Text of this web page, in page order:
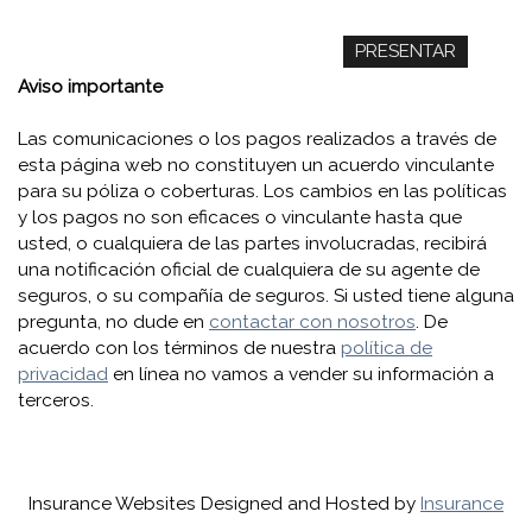
Aviso importante
Las comunicaciones o los pagos realizados a través de
esta página web no constituyen un acuerdo vinculante
para su póliza o coberturas. Los cambios en las políticas
y los pagos no son eficaces o vinculante hasta que
usted, o cualquiera de las partes involucradas, recibirá
una notificación oficial de cualquiera de su agente de
seguros, o su compañía de seguros. Si usted tiene alguna
pregunta, no dude en contactar con nosotros. De
acuerdo con los términos de nuestra política de
privacidad en línea no vamos a vender su información a
terceros.
Insurance Websites Designed and Hosted by Insurance